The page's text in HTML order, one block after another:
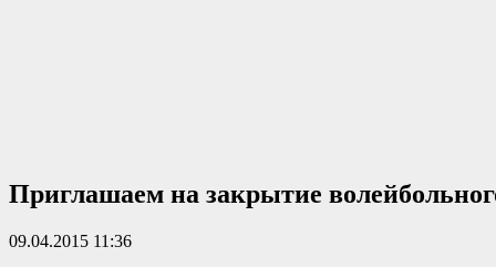
Приглашаем на закрытие
09.04.2015 11:36